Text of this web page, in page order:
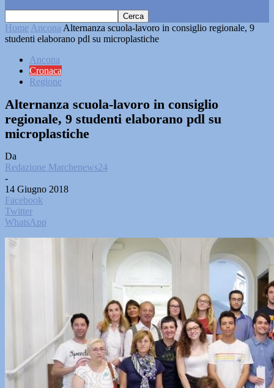
Home Ancona Alternanza scuola-lavoro in consiglio regionale, 9
studenti elaborano pdl su microplastiche
Ancona
Cronaca
Regione
Alternanza scuola-lavoro in consiglio
regionale, 9 studenti elaborano pdl su
microplastiche
Da
Redazione Marchenews24
-
14 Giugno 2018
Facebook
Twitter
WhatsApp